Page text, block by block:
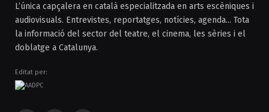
L’única capçalera en català especialitzada en arts escèniques i
audiovisuals. Entrevistes, reportatges, notícies, agenda... Tota
la informació del sector del teatre, el cinema, les sèries i el
doblatge a Catalunya.
Editat per: